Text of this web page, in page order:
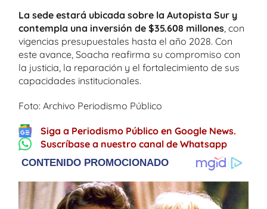
La sede estará ubicada sobre la Autopista Sur y
contempla una inversión de $35.608 millones , con
vigencias presupuestales hasta el año 2028. Con
este avance, Soacha reafirma su compromiso con
la justicia, la reparación y el fortalecimiento de sus
capacidades institucionales.
Foto: Archivo Periodismo Público
Siga a Periodismo Público en Google News.
Suscríbase a nuestro canal de Whatsapp